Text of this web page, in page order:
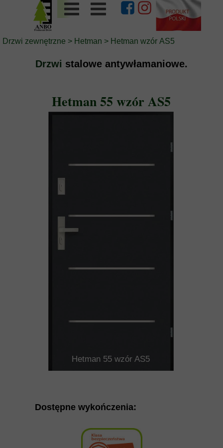
Drzwi zewnętrzne > Hetman > Hetman wzór AS5
Dostępne wykończenia:
Drzwi stalowe antywłamaniowe.
Hetman 55 wzór AS5
Hetman 55 wzór AS5